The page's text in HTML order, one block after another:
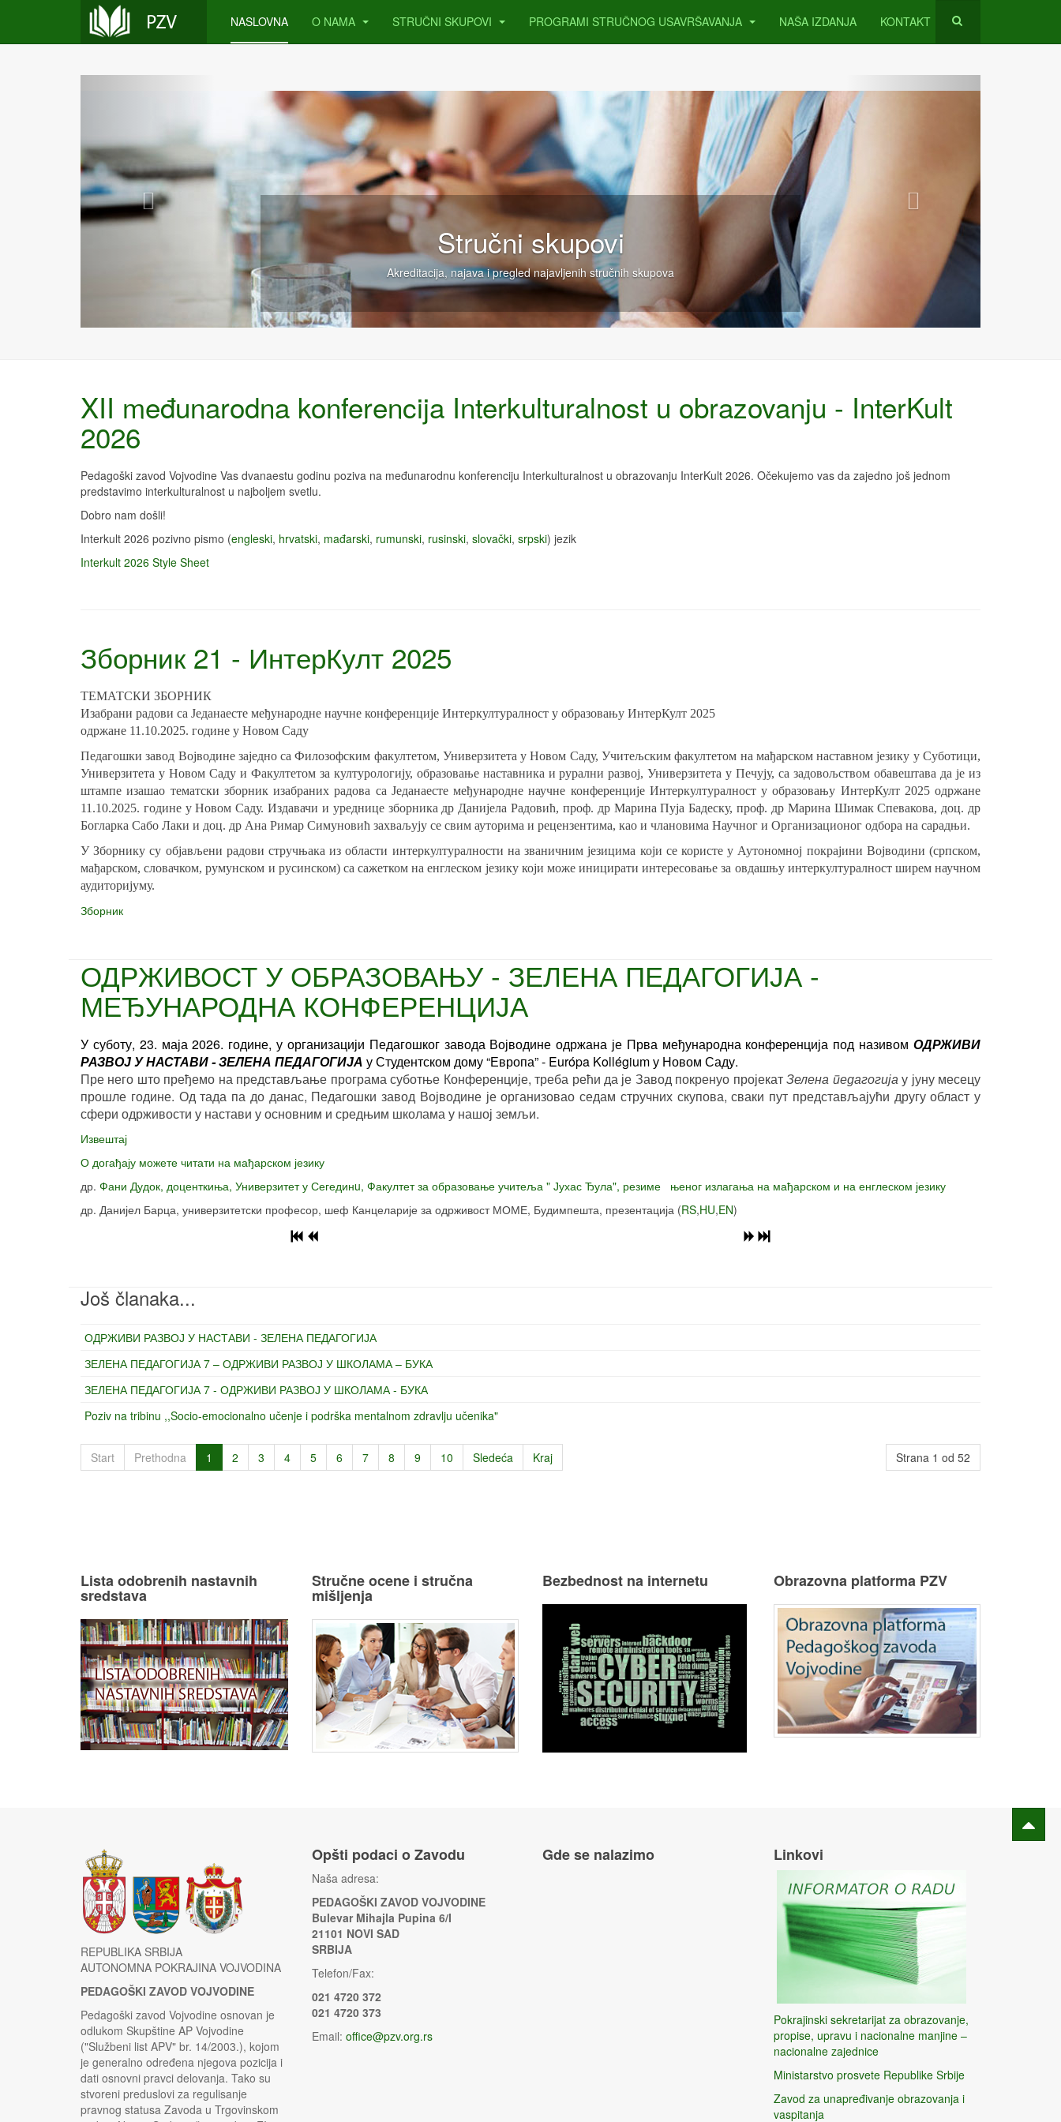
NASLOVNA O NAMA STRUČNI SKUPOVI PROGRAMI STRUČNOG USAVRŠAVANJA NAŠA IZDANJA KONTAKT
Stručni skupovi
Akreditacija, najava i pregled najavljenih stručnih skupova
XII međunarodna konferencija Interkulturalnost u obrazovanju - InterKult
2026
Pedagoški zavod Vojvodine Vas dvanaestu godinu poziva na međunarodnu konferenciju Interkulturalnost u obrazovanju InterKult 2026. Očekujemo vas da zajedno još jednom
predstavimo interkulturalnost u najboljem svetlu.
Dobro nam došli!
Interkult 2026 pozivno pismo (engleski, hrvatski, mađarski, rumunski, rusinski, slovački, srpski) jezik
Interkult 2026 Style Sheet
Зборник 21 - ИнтерКулт 2025
ТЕМАТСКИ ЗБОРНИК
Изабрани радови са Једанаесте међународне научне конференције Интеркултуралност у образовању ИнтерКулт 2025
одржане 11.10.2025. године у Новом Саду
Педагошки завод Војводине заједно са Филозофским факултетом, Универзитета у Новом Саду, Учитељским факултетом на мађарском наставном језику у Суботици,
Универзитета у Новом Саду и Факултетом за културологију, образовање наставника и рурални развој, Универзитета у Печују, са задовољством обавештава да је из
штампе изашао тематски зборник изабраних радова са Једанаесте међународне научне конференције Интеркултуралност у образовању ИнтерКулт 2025 одржане
11.10.2025. године у Новом Саду. Издавачи и уреднице зборника др Данијела Радовић, проф. др Марина Пуја Бадеску, проф. др Марина Шимак Спевакова, доц. др
Богларка Сабо Лаки и доц. др Ана Римар Симуновић захваљују се свим ауторима и рецензентима, као и члановима Научног и Организационог одбора на сарадњи.
У Зборнику су објављени радови стручњака из области интеркултуралности на званичним језицима који се користе у Аутономној покрајини Војводини (српском,
мађарском, словачком, румунском и русинском) са сажетком на енглеском језику који може иницирати интересовање за овдашњу интеркултуралност ширем научном
аудиторијуму.
Зборник
ОДРЖИВОСТ У ОБРАЗОВАЊУ - ЗЕЛЕНА ПЕДАГОГИЈА -
МЕЂУНАРОДНА КОНФЕРЕНЦИЈА
У суботу, 23. маја 2026. године, у организацији Педагошког завода Војводине одржана је Прва међународна конференција под називом ОДРЖИВИ
РАЗВОЈ У НАСТАВИ - ЗЕЛЕНА ПЕДАГОГИЈА у Студентском дому “Европа” - Európa Kollégiumу Новом Саду.
Пре него што пређемо на представљање програма суботње Конференције, треба рећи да је Завод покренуо пројекатЗелена педагогијау јуну месецу
прошле године. Од тада па до данас, Педагошки завод Војводине је организовао седам стручних скупова, сваки пут представљајући другу област у
сфери одрживости у настави у основним и средњим школама у нашој земљи.
Извештај
О догађају можете читати на мађарском језику
др. Фани Дудок, доценткиња, Универзитет у Сегединu, Факултет за образовање учитеља " Јухас Ђула", резиме њеног излагања на мађарском и на енглеском језику
др. Данијел Барца, универзитетски професор, шеф Канцеларије за одрживост МОМЕ, Будимпешта, презентација (RS,HU,EN)
Još članaka...
ОДРЖИВИ РАЗВОЈ У НАСТАВИ - ЗЕЛЕНА ПЕДАГОГИЈА
ЗЕЛЕНА ПЕДАГОГИЈА 7 – ОДРЖИВИ РАЗВОЈ У ШКОЛАМА – БУКА
ЗЕЛЕНА ПЕДАГОГИЈА 7 - ОДРЖИВИ РАЗВОЈ У ШКОЛАМА - БУКА
Poziv na tribinu ,,Socio-emocionalno učenje i podrška mentalnom zdravlju učenika"
Strana 1 od 52
Start Prethodna 1 2 3 4 5 6 7 8 9 10 Sledeća Kraj
Lista odobrenih nastavnih
sredstava
Stručne ocene i stručna
mišljenja
Bezbednost na internetu Obrazovna platforma PZV
REPUBLIKA SRBIJA
AUTONOMNA POKRAJINA VOJVODINA
PEDAGOŠKI ZAVOD VOJVODINE
Pedagoški zavod Vojvodine osnovan je
odlukom Skupštine AP Vojvodine
("Službeni list APV" br. 14/2003.), kojom
je generalno određena njegova pozicija i
dati osnovni pravci delovanja. Tako su
stvoreni preduslovi za regulisanje
pravnog statusa Zavoda u Trgovinskom
Opšti podaci o Zavodu
Naša adresa:
PEDAGOŠKI ZAVOD VOJVODINE
Bulevar Mihajla Pupina 6/I
21101 NOVI SAD
SRBIJA
Telefon/Fax:
021 4720 372
021 4720 373
Email: office@pzv.org.rs
Gde se nalazimo Linkovi
Pokrajinski sekretarijat za obrazovanje,
propise, upravu i nacionalne manjine –
nacionalne zajednice
Ministarstvo prosvete Republike Srbije
Zavod za unapređivanje obrazovanja i
vaspitanja